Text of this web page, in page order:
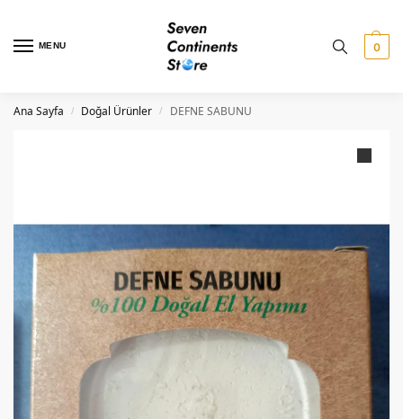
MENU 0
Ana Sayfa / Doğal Ürünler / DEFNE SABUNU